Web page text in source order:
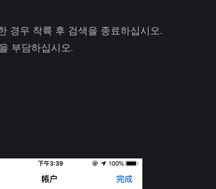
경우 착륙 후 검색을 종료하십시오.
부담하십시오.